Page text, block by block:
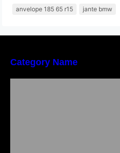
anvelope 185 65 r15 jante bmw
Category Name